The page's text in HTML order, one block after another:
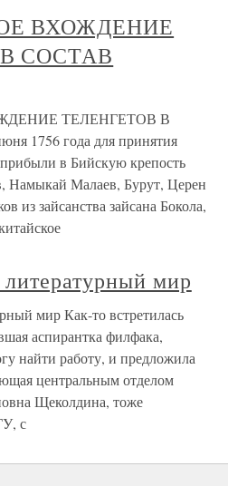
ВХОЖДЕНИЕ
СОСТАВ
ТЕЛЕНГЕТОВ В
1756 года для принятия
в Бийскую крепость
Намыкай Малаев, Бурут, Церен
из зайсанства зайсана Бокола,
мир
мир Как-то встретилась
аспирантка филфака,
найти работу, и предложила
центральным отделом
Щеколдина, тоже
с